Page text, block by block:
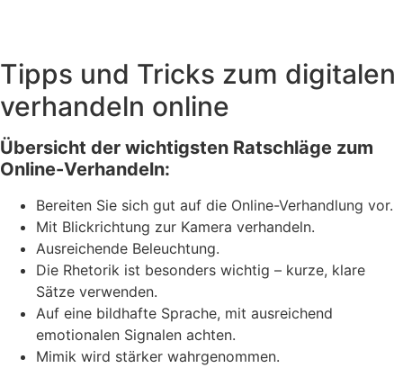
Tipps und Tricks zum digitalen
verhandeln online
Übersicht der wichtigsten Ratschläge zum
Online-Verhandeln:
Bereiten Sie sich gut auf die Online-Verhandlung vor.
Mit Blickrichtung zur Kamera verhandeln.
Ausreichende Beleuchtung.
Die Rhetorik ist besonders wichtig – kurze, klare
Sätze verwenden.
Auf eine bildhafte Sprache, mit ausreichend
emotionalen Signalen achten.
Mimik wird stärker wahrgenommen.